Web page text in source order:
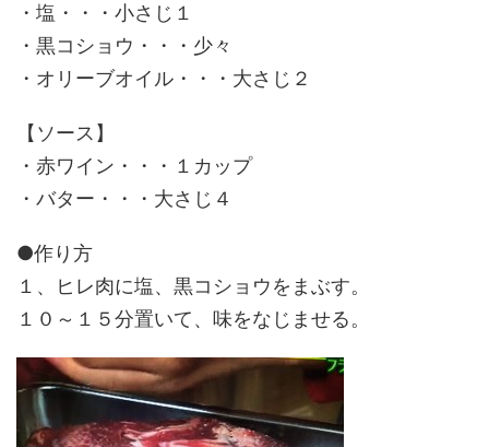
・塩・・・小さじ１
・黒コショウ・・・少々
・オリーブオイル・・・大さじ２
【ソース】
・赤ワイン・・・１カップ
・バター・・・大さじ４
●作り方
１、ヒレ肉に塩、黒コショウをまぶす。
１０～１５分置いて、味をなじませる。